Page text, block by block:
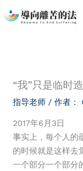
至
“我”只是临时
指导老师/ 作者：
2017年6月3日
事实上，每个人的
的时候就是这样去
一个部分一个部分